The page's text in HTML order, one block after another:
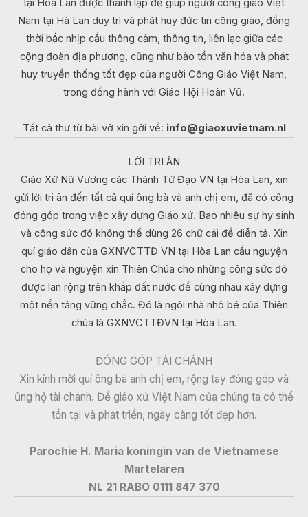
tại Hòa Lan được thành lập để giúp người công giáo Việt
Nam tại Hà Lan duy trì và phát huy đức tin công giáo, đồng
thời bắc nhịp cầu thông cảm, thông tin, liên lạc giữa các
cộng đoàn địa phương, cũng như bảo tồn văn hóa và phát
huy truyền thống tốt đẹp của người Công Giáo Việt Nam,
trong đồng hành với Giáo Hội Hoàn Vũ.
Tất cả thư từ bài vở xin gởi về: info@giaoxuvietnam.nl
LỜI TRI ÂN
Giáo Xứ Nữ Vương các Thánh Tử Đạo VN tại Hòa Lan, xin
gửi lời tri ân đến tất cả quí ông bà và anh chị em, đã có công
đóng góp trong việc xây dựng Giáo xứ. Bao nhiêu sự hy sinh
và công sức đó không thể dùng 26 chữ cái để diễn tả. Xin
quí giáo dân của GXNVCTTĐ VN tại Hòa Lan cầu nguyện
cho họ và nguyện xin Thiên Chúa cho những công sức đó
được lan rộng trên khắp đất nước để cùng nhau xây dựng
một nền tảng vững chắc. Đó là ngôi nhà nhỏ bé của Thiên
chúa là GXNVCTTĐVN tại Hòa Lan.
ĐÓNG GÓP TÀI CHÁNH
Xin kính mời quí ông bà anh chị em, rộng tay đóng góp và
ủng hộ tài chánh. Để giáo xứ Việt Nam của chúng ta có thể
tồn tại và phát triển, ngày càng tốt đẹp hơn.
Parochie H. Maria koningin van de Vietnamese
Martelaren
NL 21 RABO 0111 847 370